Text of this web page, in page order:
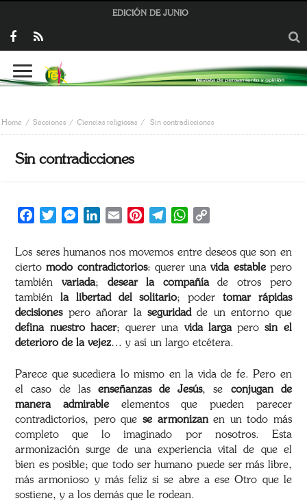
EDICIÓN DE JUNIO
Home Secciones Ciencias religiosas Sin contradicciones
Sin contradicciones
FacebookTwitterMessengerLinkedIn
Email PinterestTelegramWhatsApp
Los seres humanos nos movemos entre deseos que son en
ciertomodo contradictorios: querer unavida establepero
también variada; desear la compañíade otros pero
tambiénla libertad del solitario; poder tomar rápidas
decisionespero añorar laseguridadde un entorno que
defina nuestro hacer; querer una vida largaperosin el
deterioro de la vejez… y así un largo etcétera.
Parece que sucediera lo mismo en la vida de fe. Pero en
el caso de lasenseñanzas de Jesús, se conjugan de
manera admirableelementos que pueden parecer
contradictorios, pero que se armonizanen un todo más
completo que lo imaginado por nosotros. Esta
armonización surge de una experiencia vital de que el
bien es posible; que todo ser humano puede ser más libre,
más armonioso y más feliz si se abre a ese Otro que le
sostiene, y a los demás que le rodean.